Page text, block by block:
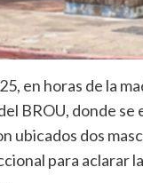
en horas de la
BROU, donde se
dos
para aclarar